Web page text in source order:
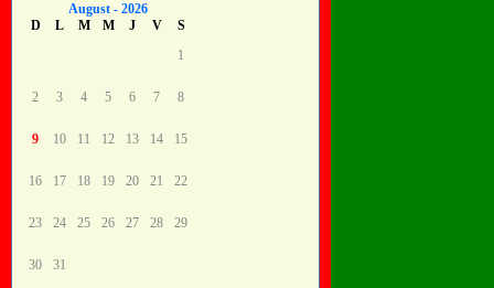
August - 2026
D
L M M J V
S
1
2 3 4 5 6 7 8
9 10 11 12 13 14 15
16 17 18 19 20 21 22
23 24 25 26 27 28 29
30 31